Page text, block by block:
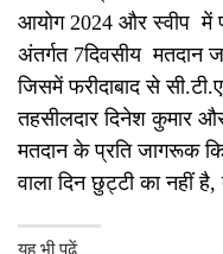
आयोग 2024 और स्वीप में
अंतर्गत 7दिवसीय मतदान
जिसमें फरीदाबाद से
तहसीलदार दिनेश कुमार और
मतदान के प्रति जागरूक
वाला दिन छुट्टी का नहीं
यह भी पढ़ें